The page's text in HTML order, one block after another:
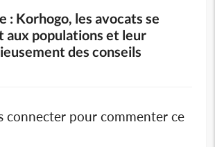
: Korhogo, les avocats se
aux populations et leur
des conseils
connecter pour commenter ce